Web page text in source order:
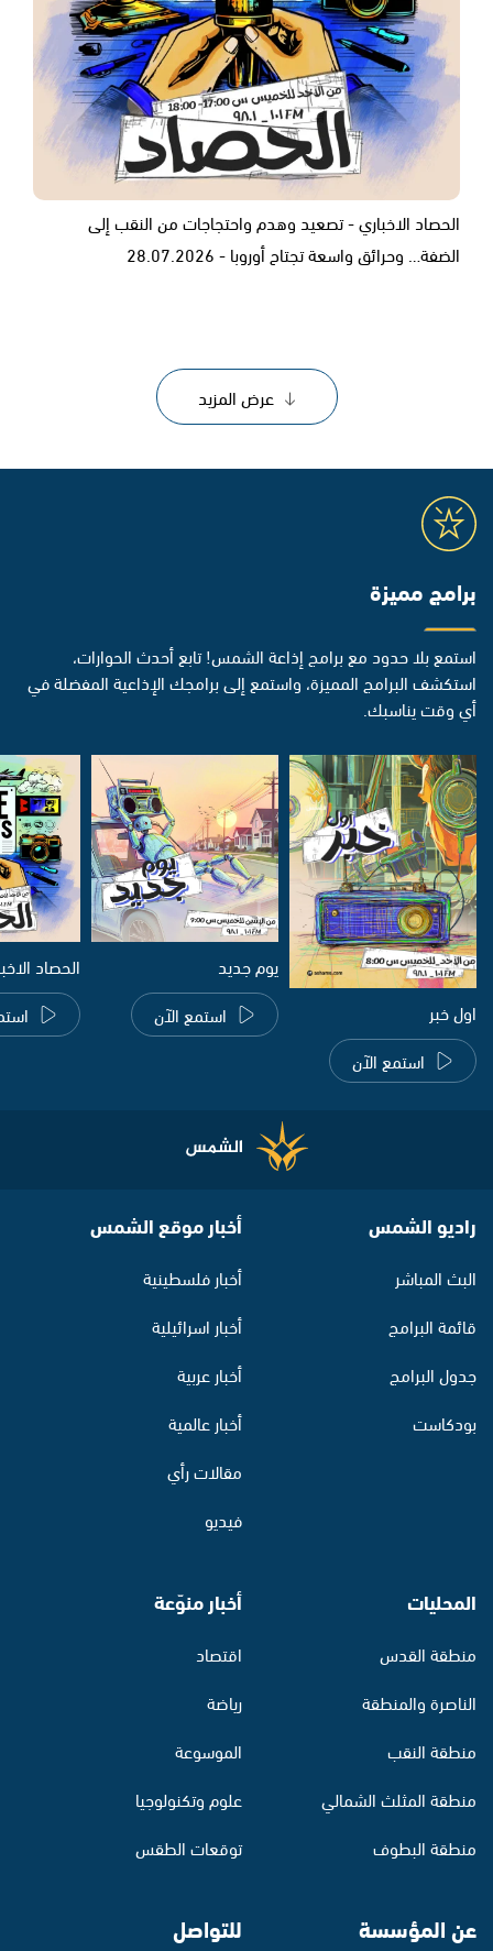
الحصاد الاخباري - تصعيد وهدم واحتجاجات من النقب إلى
الضفة… وحرائق واسعة تجتاح أوروبا - 28.07.2026
عرض المزيد
برامج مميزة
استمع بلا حدود مع برامج إذاعة الشمس! تابع أحدث الحوارات،
استكشف البرامج المميزة، واستمع إلى برامجك الإذاعية المفضلة في
أي وقت يناسبك.
اول خبر
استمع الآن
يوم جديد
استمع الآن
الحصاد
راديو الشمس
البث المباشر
قائمة البرامج
جدول البرامج
بودكاست
أخبار موقع الشمس
أخبار فلسطينية
أخبار اسرائيلية
أخبار عربية
أخبار عالمية
مقالات رأي
فيديو
المحليات
منطقة القدس
الناصرة والمنطقة
منطقة النقب
منطقة المثلث الشمالي
منطقة البطوف
أخبار منوّعة
اقتصاد
رياضة
الموسوعة
علوم وتكنولوجيا
توقعات الطقس
عن المؤسسة للتواصل